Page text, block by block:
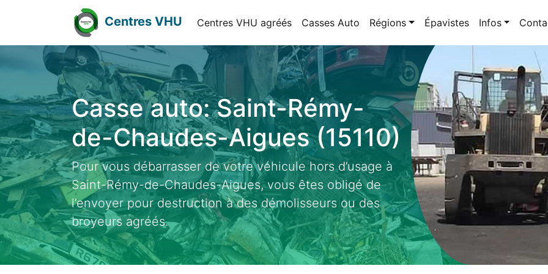
Centres VHU Centres VHU agréés Casses Auto Régions Épavistes Infos
Casse auto: Saint-Rémy-
de-Chaudes-Aigues (15110)
Pour vous débarrasser de votre véhicule hors d’usage à
Saint-Rémy-de-Chaudes-Aigues, vous êtes obligé de
l’envoyer pour destruction à des démolisseurs ou des
broyeurs agréés.